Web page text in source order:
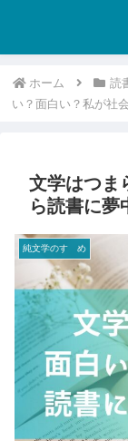
ホーム 読
い？面白い？私が社
文学はつま
ら読書に夢
純文学のすゝめ